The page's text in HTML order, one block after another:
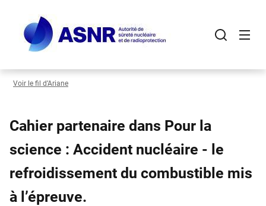
contenu
principal
Voir le fil d’Ariane
Cahier partenaire dans Pour la
science : Accident nucléaire - le
refroidissement du combustible mis
à l’épreuve.